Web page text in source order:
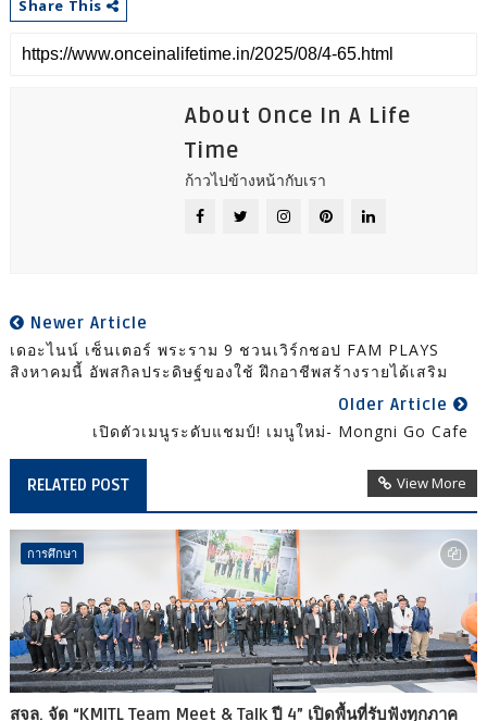
Share This
About Once In A Life
Time
ก้าวไปข้างหน้ากับเรา
Newer Article
เดอะไนน์ เซ็นเตอร์ พระราม 9 ชวนเวิร์กชอป FAM PLAYS
สิงหาคมนี้ อัพสกิลประดิษฐ์ของใช้ ฝึกอาชีพสร้างรายได้เสริม
Older Article
เปิดตัวเมนูระดับแชมป์! เมนูใหม่- Mongni Go Cafe
RELATED POST View More
การศึกษา
สจล. จัด “KMITL Team Meet & Talk ปี 4” เปิดพื้นที่รับฟังทุกภาค